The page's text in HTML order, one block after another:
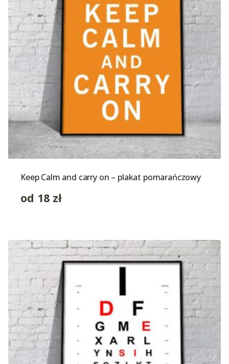
Keep Calm and carry on – plakat pomarańczowy
od 18 zł